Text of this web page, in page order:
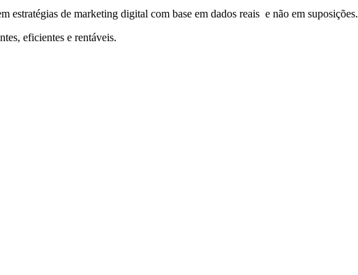
estratégias de marketing digital com base em dados reais e não em suposições.
eficientes e rentáveis.